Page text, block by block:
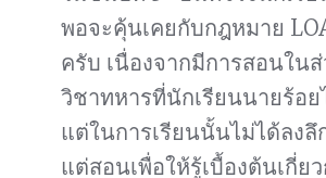
พอจะคุ้นเคยกับกฎหมาย
ครับ เนื่องจากมีการสอนใน
วิชาทหารที่นักเรียนนายร้อย
แต่ในการเรียนนั้นไม่ได้ลงลึ
แต่สอนเพื่อให้รู้เบื้องต้นเกี่ย